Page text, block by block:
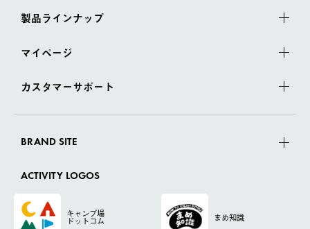
製品ラインナップ
マイページ
カスタマーサポート
BRAND SITE
ACTIVITY LOGOS
キャンプ場
ドットコム まめ知識